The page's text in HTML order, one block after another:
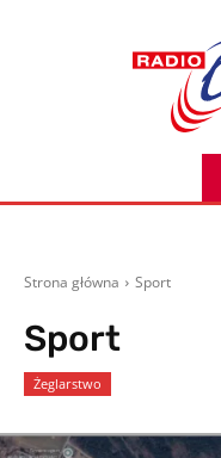
Strona główna Sport
Sport
Żeglarstwo